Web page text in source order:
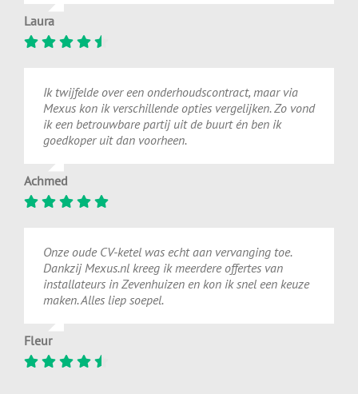
Laura
Ik twijfelde over een onderhoudscontract, maar via
Mexus kon ik verschillende opties vergelijken. Zo vond
ik een betrouwbare partij uit de buurt én ben ik
goedkoper uit dan voorheen.
Achmed
Onze oude CV-ketel was echt aan vervanging toe.
Dankzij Mexus.nl kreeg ik meerdere offertes van
installateurs in Zevenhuizen en kon ik snel een keuze
maken. Alles liep soepel.
Fleur